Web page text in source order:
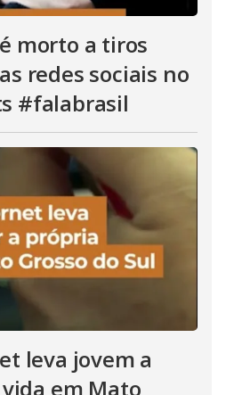
morto a tiros
redes sociais no
#falabrasil
leva jovem a
em Mato